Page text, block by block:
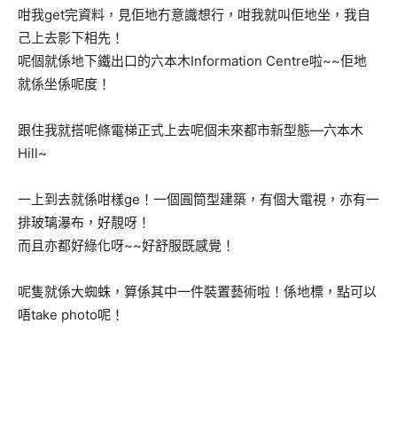
咁我get完資料，見佢地冇意識想行，咁我就叫佢地坐，我自
己上去影下相先！
呢個就係地下鐵出口的六本木Information Centre啦~~佢地
就係坐係呢度！
跟住我就搭呢條電梯正式上去呢個未來都市新型態—六本木
Hill~
一上到去就係咁樣ge！一個圓筒型建築，有個大電視，亦有一
排玻璃瀑布，好靚呀！
而且亦都好綠化呀~~好舒服既感覺！
呢隻就係大蜘蛛，算係其中一件裝置藝術啦！係地標，點可以
唔take photo呢！